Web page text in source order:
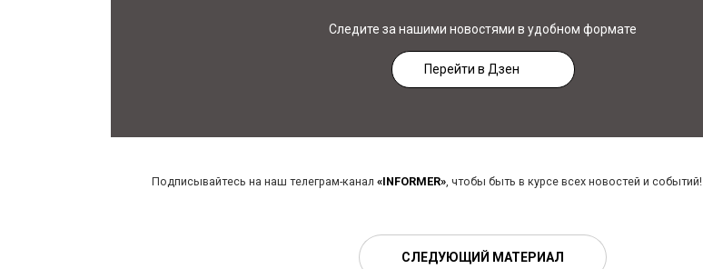
Следите за нашими новостями в удобном формате
Перейти в Дзен
Подписывайтесь на наш телеграм-канал «INFORMER», чтобы быть в курсе всех новостей и событий!
СЛЕДУЮЩИЙ МАТЕРИАЛ